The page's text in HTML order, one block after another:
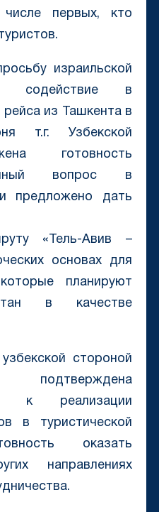
первых, кто
израильской
содействие в
рейса из Ташкента в
т.г. Узбекской
готовность
вопрос в
предложено дать
«Тель-Авив –
основах для
планируют
в качестве
стороной
к реализации
в туристической
оказать
направлениях